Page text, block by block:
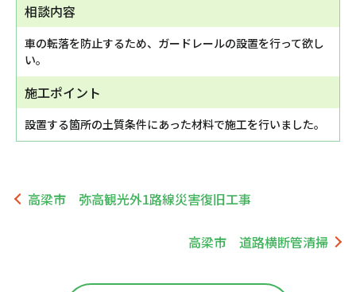
相談内容
車の転落を防止するため、ガードレールの設置を行って欲し
い。
施工ポイント
設置する箇所の土質条件にあった材料で施工を行いました。
高梁市 弥高観光外1路線災害復旧工事
高梁市 道路横断管清掃